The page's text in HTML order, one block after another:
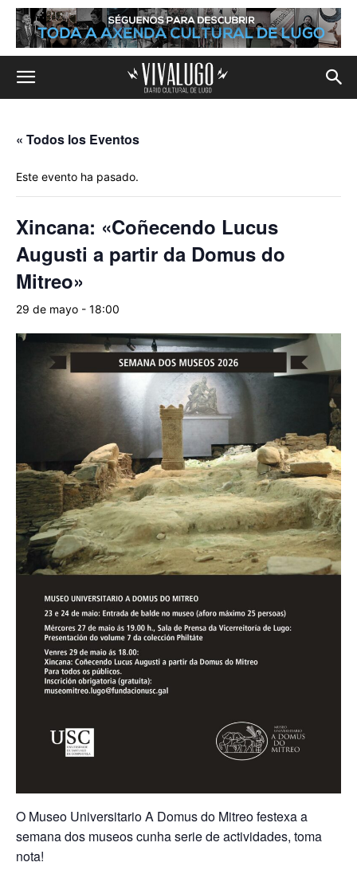
« Todos los Eventos
Este evento ha pasado.
Xincana: «Coñecendo Lucus
Augusti a partir da Domus do
Mitreo»
29 de mayo - 18:00
O Museo Universitario A Domus do Mitreo festexa a
semana dos museos cunha serie de actividades, toma
nota!